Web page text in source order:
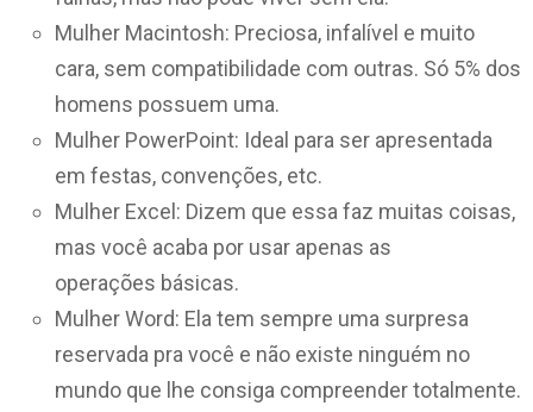
Mulher Macintosh: Preciosa, infalível e muito
cara, sem compatibilidade com outras. Só 5% dos
homens possuem uma.
Mulher PowerPoint: Ideal para ser apresentada
em festas, convenções, etc.
Mulher Excel: Dizem que essa faz muitas coisas,
mas você acaba por usar apenas as
operações básicas.
Mulher Word: Ela tem sempre uma surpresa
reservada pra você e não existe ninguém no
mundo que lhe consiga compreender totalmente.